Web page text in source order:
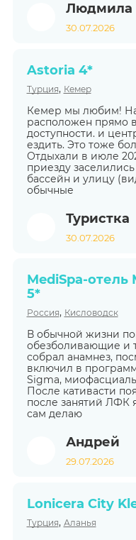
Людмила
30.07.2026
Astoria 4*
Турция, Кемер
Кемер мы любим!
расположен прямо
доступности. и
ездить. Это тоже
Отдыхали в июле
приезду
бассейн и улицу
обычные
Туристка
30.07.2026
MediSpa-отель
5*
Россия, Кисловодск
В обычной жизни
обезболивающие и
собрал анамнез,
включил в
Sigma,
После кативасти
после занятий ЛФК
сам делаю
Андрей
29.07.2026
Lonicera City
Турция, Аланья